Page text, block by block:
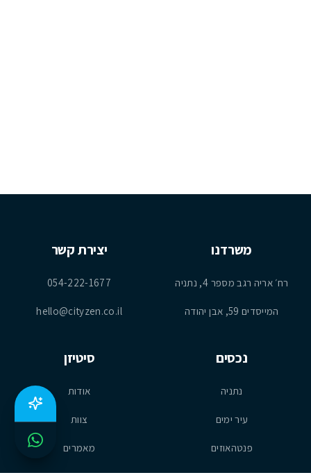
משרדנו
רח׳ אריה רגב מספר 4, נתניה
המייסדים 59, אבן יהודה
יצירת קשר
054-222-1677
hello@cityzen.co.il
נכסים
נתניה
עיר ימים
פנטהאוזים
סיטיזן
אודות
צוות
מאמרים